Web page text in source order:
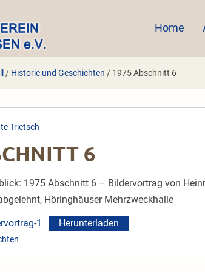
Home
/ Historie und Geschichten / 1975 Abschnitt 6
Trietsch
6
1975 Abschnitt 6 – Bildervortrag von
Höringhäuser Mehrzweckhalle
1 Herunterladen